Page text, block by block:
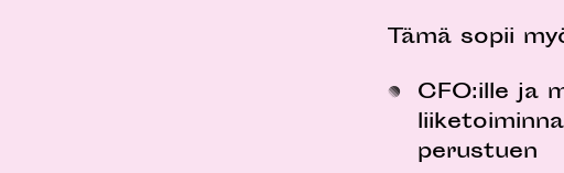
Tämä sopii
CFO:ille ja
perustuen